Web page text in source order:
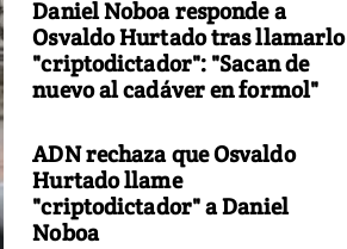
Daniel Noboa responde a
Osvaldo Hurtado tras llamarlo
"criptodictador": "Sacan de
nuevo al cadáver en formol"
ADN rechaza que Osvaldo
Hurtado llame
"criptodictador" a Daniel
Noboa